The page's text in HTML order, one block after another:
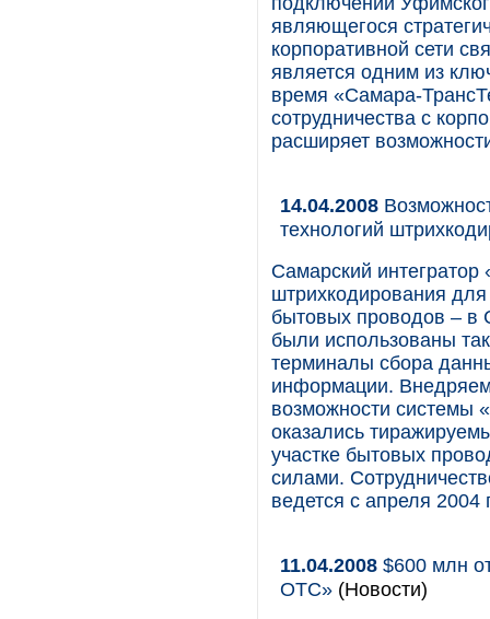
являющегося
корпоративной сети
является одним из
время «Самара-
сотрудничества с
расширяет
14.04.2008
технологий
Самарский
штрихкодирования
бытовых проводов – в
были использованы
терминалы сбора
информации.
возможности системы
оказались
участке бытовых
силами.
ведется с апреля 2004
11.04.2008 $600 млн
ОТС» (Новости)